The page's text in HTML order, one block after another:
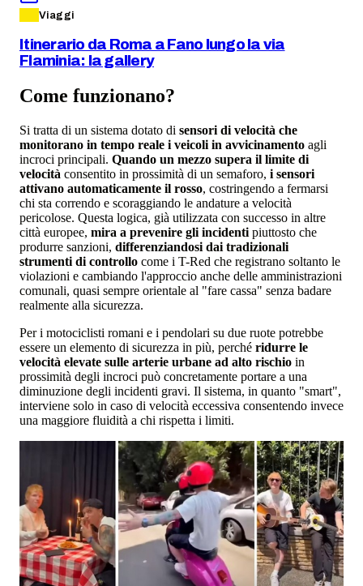
Viaggi
Itinerario da Roma a Fano lungo la via
Flaminia: la gallery
Come funzionano?
Si tratta di un sistema dotato di sensori di velocità che
monitorano in tempo reale i veicoli in avvicinamento agli
incroci principali. Quando un mezzo supera il limite di
velocità consentito in prossimità di un semaforo, i sensori
attivano automaticamente il rosso, costringendo a fermarsi
chi sta correndo e scoraggiando le andature a velocità
pericolose. Questa logica, già utilizzata con successo in altre
città europee, mira a prevenire gli incidenti piuttosto che
produrre sanzioni, differenziandosi dai tradizionali
strumenti di controllo come i T-Red che registrano soltanto le
violazioni e cambiando l'approccio anche delle amministrazioni
comunali, quasi sempre orientale al "fare cassa" senza badare
realmente alla sicurezza.
Per i motociclisti romani e i pendolari su due ruote potrebbe
essere un elemento di sicurezza in più, perché ridurre le
velocità elevate sulle arterie urbane ad alto rischio in
prossimità degli incroci può concretamente portare a una
diminuzione degli incidenti gravi. Il sistema, in quanto "smart",
interviene solo in caso di velocità eccessiva consentendo invece
una maggiore fluidità a chi rispetta i limiti.